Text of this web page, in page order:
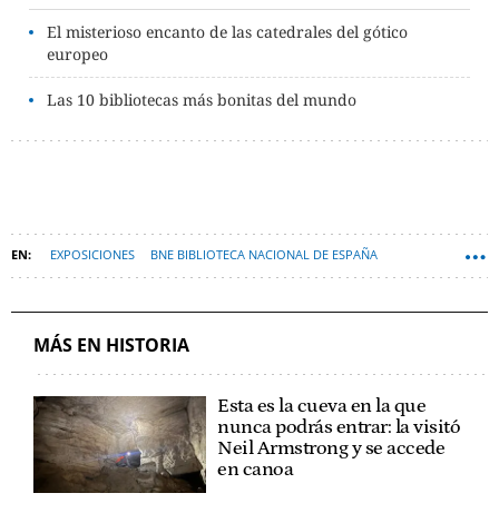
El misterioso encanto de las catedrales del gótico
europeo
Las 10 bibliotecas más bonitas del mundo
EXPOSICIONES BNE BIBLIOTECA NACIONAL DE ESPAÑA
MÁS EN HISTORIA
Esta es la cueva en la que
nunca podrás entrar: la visitó
Neil Armstrong y se accede
en canoa